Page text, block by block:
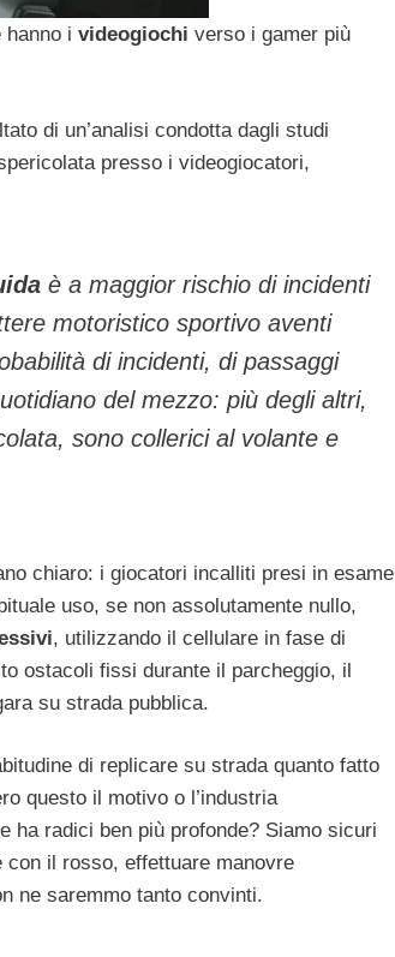
hanno i videogiochi verso i gamer più
di un’analisi condotta dagli studi
presso i videogiocatori,
è a maggior rischio di incidenti
motoristico sportivo aventi
di incidenti, di passaggi
del mezzo: più degli altri,
sono collerici al volante e
chiaro: i giocatori incalliti presi in esame
uso, se non assolutamente nullo,
, utilizzando il cellulare in fase di
ostacoli fissi durante il parcheggio, il
su strada pubblica.
di replicare su strada quanto fatto
questo il motivo o l’industria
ha radici ben più profonde? Siamo sicuri
con il rosso, effettuare manovre
ne saremmo tanto convinti.